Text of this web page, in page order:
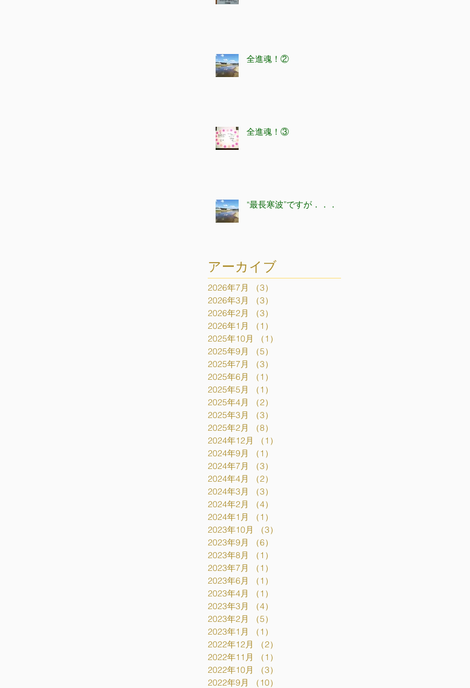
全進魂！②
全進魂！③
“最長寒波”ですが．．．
アーカイブ
2026年7月 （3）
2026年3月
（3）
2026年2月
（3）
2026年1月
（1）
2025年10月
（1）
2025年9月
（5）
2025年7月
（3）
2025年6月
（1）
2025年5月
（1）
2025年4月
（2）
2025年3月
（3）
2025年2月
（8）
2024年12月
（1）
2024年9月
（1）
2024年7月
（3）
2024年4月
（2）
2024年3月
（3）
2024年2月
（4）
2024年1月
（1）
2023年10月
（3）
2023年9月
（6）
2023年8月
（1）
2023年7月
（1）
2023年6月
（1）
2023年4月
（1）
2023年3月
（4）
2023年2月
（5）
2023年1月
（1）
2022年12月
（2）
2022年11月
（1）
2022年10月
（3）
2022年9月
（10）